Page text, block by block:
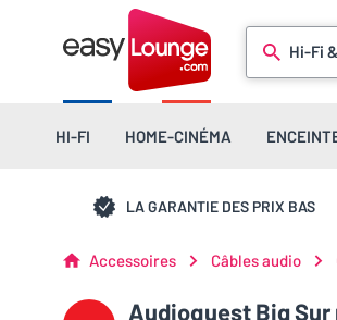
Hi-Fi
HI-FI HOME-CINÉMA
LA GARANTIE DES PRIX BAS
Accessoires Câbles audio
Audioquest Big Sur